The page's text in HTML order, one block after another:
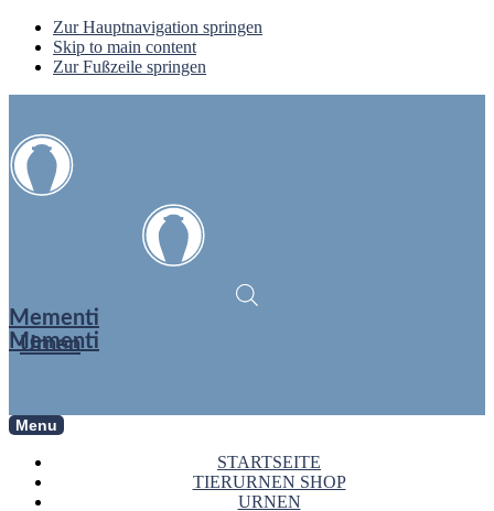
Zur Hauptnavigation springen
Skip to main content
Zur Fußzeile springen
Mementi
Urnen
Mementi
Menu
STARTSEITE
TIERURNEN SHOP
URNEN